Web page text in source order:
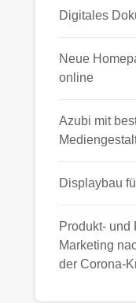
Digitales
Neue
online
Azubi mit
Displaybau
Produkt- und
Marketing
der Corona-